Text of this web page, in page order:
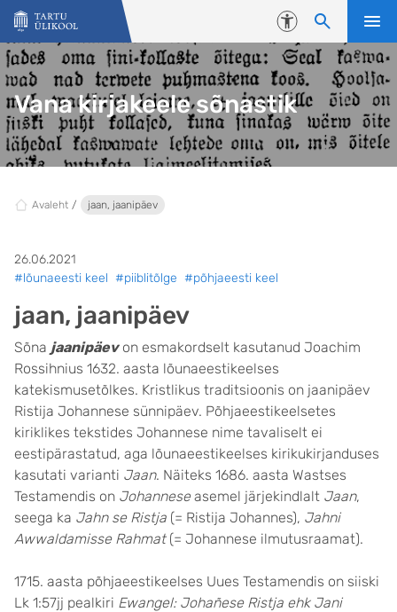
Liigu edasi põhisisu juurde
Juurdepääsetavus
Vana kirjakeele sõnastik
Avaleht jaan, jaanipäev
26.06.2021
#lõunaeesti keel #piiblitõlge #põhjaeesti keel
jaan, jaanipäev
Sõna jaanipäevon esmakordselt kasutanud Joachim
Rossihnius 1632. aasta lõunaeestikeelses
katekismusetõlkes. Kristlikus traditsioonis on jaanipäev
Ristija Johannese sünnipäev. Põhjaeestikeelsetes
kiriklikes tekstides Johannese nime tavaliselt ei
eestipärastatud, aga lõunaeestikeelses kirikukirjanduses
kasutati varianti Jaan. Näiteks 1686. aasta Wastses
Testamendis on Johanneseasemel järjekindlalt Jaan,
seega ka Jahn se Ristja (= Ristija Johannes), Jahni
Awwaldamisse Rahmat(= Johannese ilmutusraamat).
1715. aasta põhjaeestikeelses Uues Testamendis on siiski
Lk 1:57jj pealkiri Ewangel: Johañese Ristja ehk Jani